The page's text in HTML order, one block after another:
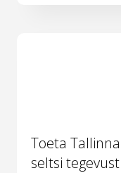
Toeta Tallinna
seltsi tegevust